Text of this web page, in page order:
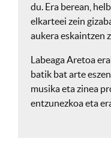
du. Era berean,
elkarteei zein
aukera eskaintzen
Labeaga Aretoa
batik bat arte
musika eta zinea
entzunezkoa eta